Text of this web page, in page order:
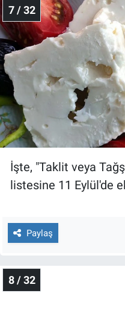
7 / 32
İşte, "Taklit veya
listesine 11 Eylül'de
Paylaş
8 / 32